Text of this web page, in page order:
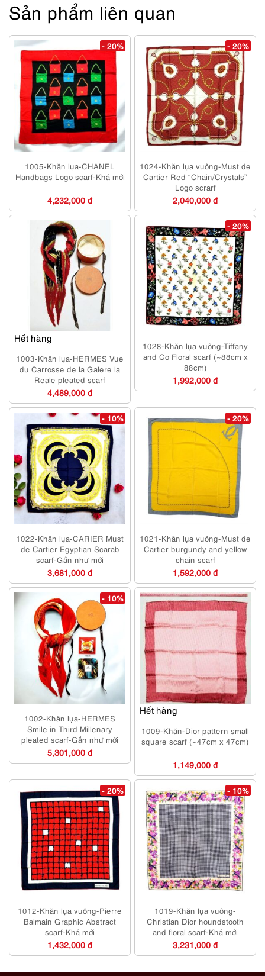
Sản phẩm liên quan
- 20%
1005-Khăn lụa-CHANEL
Handbags Logo scarf-Khá mới
4,232,000 đ
- 20%
1024-Khăn lụa vuông-Must de
Cartier Red “Chain/Crystals”
Logo scrarf
2,040,000 đ
Hết hàng
1003-Khăn lụa-HERMES Vue
du Carrosse de la Galere la
Reale pleated scarf
4,489,000 đ
- 20%
1028-Khăn lụa vuông-Tiffany
and Co Floral scarf (~88cm x
88cm)
1,992,000 đ
- 10%
1022-Khăn lụa-CARIER Must
de Cartier Egyptian Scarab
scarf-Gần như mới
3,681,000 đ
- 20%
1021-Khăn lụa vuông-Must de
Cartier burgundy and yellow
chain scarf
1,592,000 đ
- 10%
1002-Khăn lụa-HERMES
Smile in Third Millenary
pleated scarf-Gần như mới
5,301,000 đ
Hết hàng
1009-Khăn-Dior pattern small
square scarf (~47cm x 47cm)
1,149,000 đ
- 20%
1012-Khăn lụa vuông-Pierre
Balmain Graphic Abstract
scarf-Khá mới
1,432,000 đ
- 10%
1019-Khăn lụa vuông-
Christian Dior houndstooth
and floral scarf-Khá mới
3,231,000 đ